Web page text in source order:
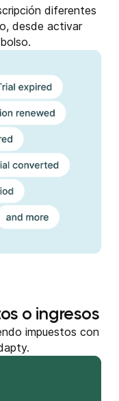
diferentes
desde activar
o ingresos
impuestos con